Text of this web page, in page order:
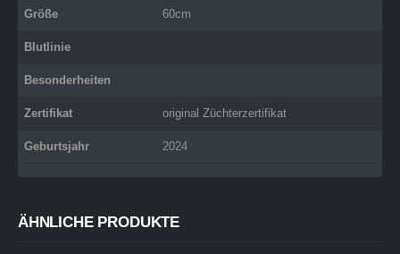
Größe 60cm
Blutlinie
Besonderheiten
Zertifikat original Züchterzertifikat
Geburtsjahr 2024
ÄHNLICHE PRODUKTE